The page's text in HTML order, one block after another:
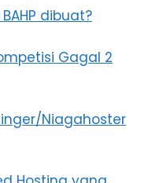
dibuat?
Gagal 2
Niagahoster